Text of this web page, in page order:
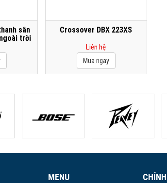
sân
trời
Crossover DBX 223XS
Liên hệ
MENU